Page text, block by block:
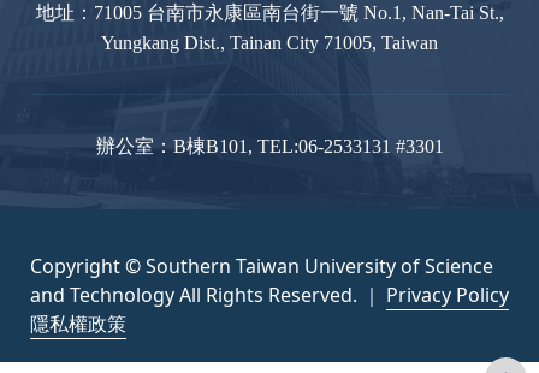
地址：71005 台南市永康區南台街一號 No.1, Nan-Tai St.,
Yungkang Dist., Tainan City 71005, Taiwan
辦公室：B棟B101, TEL:06-2533131 #3301
Copyright © Southern Taiwan University of Science
and Technology All Rights Reserved. ｜ Privacy Policy
隱私權政策